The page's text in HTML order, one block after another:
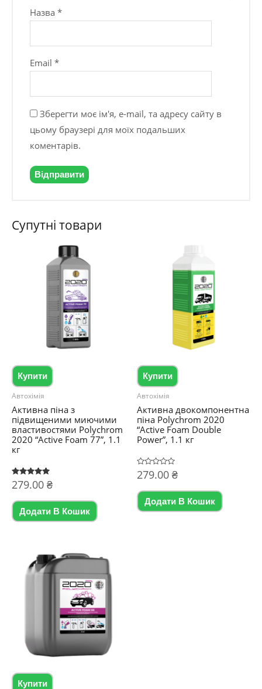
Назва*
Email*
Зберегти моє ім'я, e-mail, та адресу сайту в
цьому браузері для моїх подальших
коментарів.
Супутні товари
Купити
Автохімія
Активна піна з
підвищеними миючими
властивостями Polychrom
2020 “Active Foam 77”, 1.1
кг
Оцінено в
5.00
279.00 ₴
Додати В Кошик
Купити
Автохімія
Активна двокомпонентна
піна Polychrom 2020
“Active Foam Double
Power”, 1.1 кг
Оцінено
в
з
279.00 ₴
Додати В Кошик
Купити